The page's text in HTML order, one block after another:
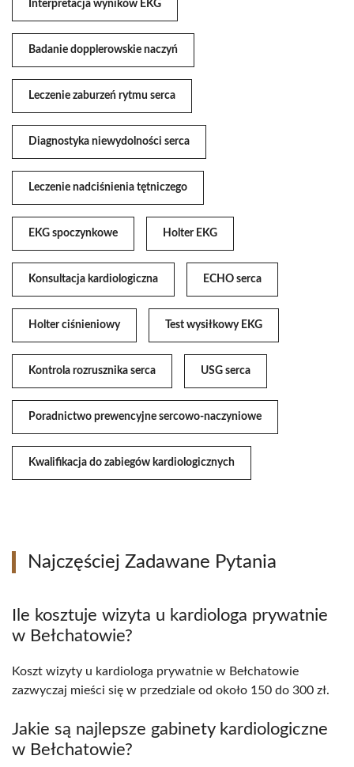
Interpretacja wyników EKG
Badanie dopplerowskie naczyń
Leczenie zaburzeń rytmu serca
Diagnostyka niewydolności serca
Leczenie nadciśnienia tętniczego
EKG spoczynkowe Holter EKG
Konsultacja kardiologiczna ECHO serca
Holter ciśnieniowy Test wysiłkowy EKG
Kontrola rozrusznika serca USG serca
Poradnictwo prewencyjne sercowo-naczyniowe
Kwalifikacja do zabiegów kardiologicznych
Najczęściej Zadawane Pytania
Ile kosztuje wizyta u kardiologa prywatnie
w Bełchatowie?
Koszt wizyty u kardiologa prywatnie w Bełchatowie
zazwyczaj mieści się w przedziale od około 150 do 300 zł.
Jakie są najlepsze gabinety kardiologiczne
w Bełchatowie?